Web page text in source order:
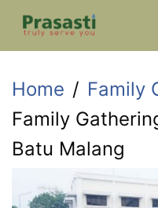
Skip
Home
Family
Family
Batu Malang